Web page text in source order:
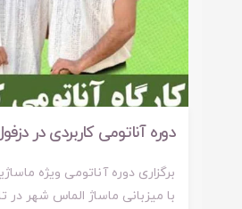
دوره آناتومی کاربردی در
برگزاری دوره آناتومی ویژه